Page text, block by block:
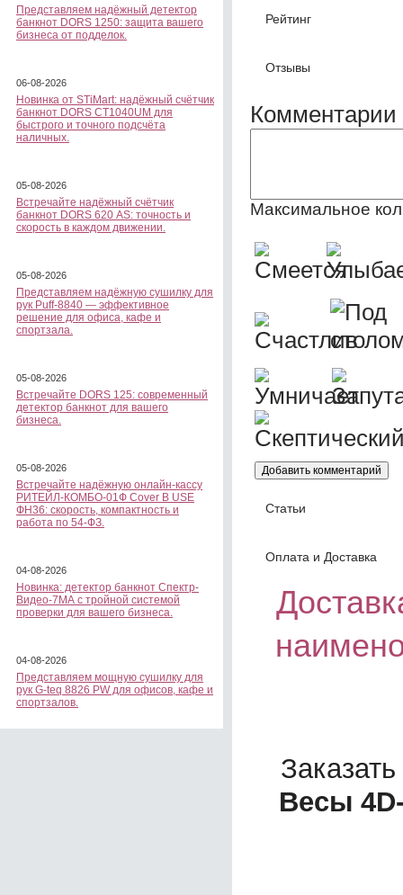
Представляем надёжный детектор
банкнот DORS 1250: защита вашего
бизнеса от подделок.
06-08-2026
Новинка от STiMart: надёжный счётчик
банкнот DORS CT1040UM для
быстрого и точного подсчёта
наличных.
05-08-2026
Встречайте надёжный счётчик
банкнот DORS 620 АS: точность и
скорость в каждом движении.
05-08-2026
Представляем надёжную сушилку для
рук Puff-8840 — эффективное
решение для офиса, кафе и
спортзала.
05-08-2026
Встречайте DORS 125: современный
детектор банкнот для вашего
бизнеса.
05-08-2026
Встречайте надёжную онлайн-кассу
РИТЕЙЛ-КОМБО-01Ф Cover B USE
ФН36: скорость, компактность и
работа по 54-ФЗ.
04-08-2026
Новинка: детектор банкнот Спектр-
Видео-7МА с тройной системой
проверки для вашего бизнеса.
04-08-2026
Представляем мощную сушилку для
рук G-teq 8826 PW для офисов, кафе и
спортзалов.
Рейтинг
Отзывы
Комментарии
Максимальное
Статьи
Оплата и Доставка
Весы